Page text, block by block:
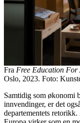
Fra Free Education For
Oslo, 2023. Foto:
Samtidig som økonomi
innvendinger, er det
departementets